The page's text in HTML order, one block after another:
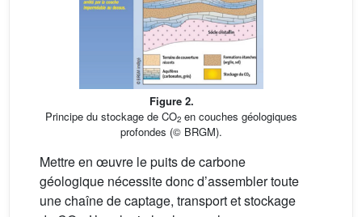
Figure 2.
Principe du stockage de CO2 en couches géologiques
profondes (© BRGM).
Mettre en œuvre le puits de carbone
géologique nécessite donc d’assembler toute
une chaîne de captage, transport et stockage